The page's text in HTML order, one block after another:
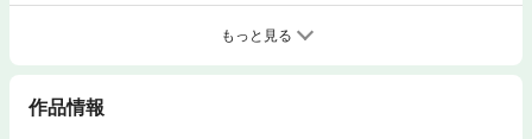
もっと見る
作品情報